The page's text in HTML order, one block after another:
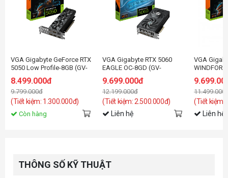
VGA Gigabyte GeForce RTX
5050 Low Profile-8GB (GV-
8.499.000đ
9.799.000đ
(Tiết kiệm: 1.300.000đ)
Còn hàng
VGA Gigabyte RTX 5060
EAGLE OC-8GD (GV-
9.699.000đ
12.199.000đ
(Tiết kiệm: 2.500.000đ)
Liên hệ
VGA
(Tiết kiệm:
Liên hệ
THÔNG SỐ KỸ THUẬT